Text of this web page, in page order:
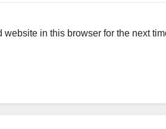
website in this browser for the next